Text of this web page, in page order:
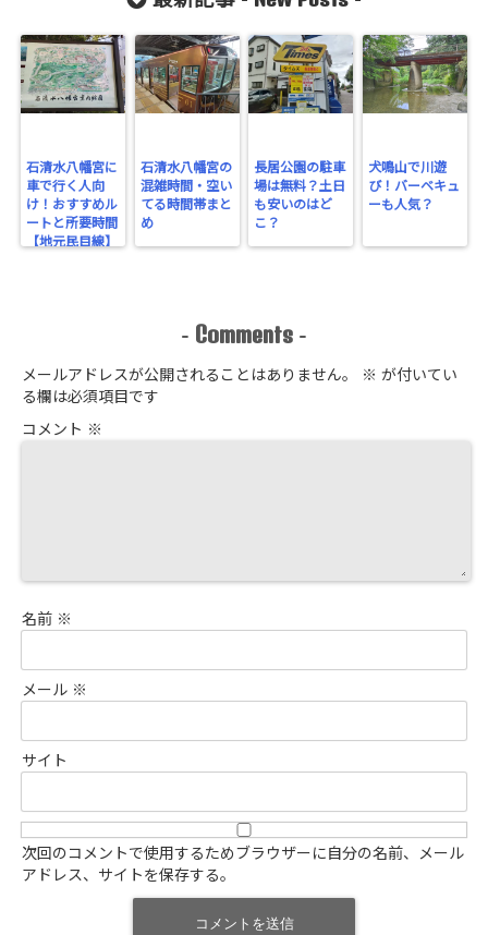
石清水八幡宮に
車で行く人向
け！おすすめル
ートと所要時間
【地元民目線】
石清水八幡宮の
混雑時間・空い
てる時間帯まと
め
長居公園の駐車
場は無料？土日
も安いのはど
こ？
犬鳴山で川遊
び！バーベキュ
ーも人気？
- Comments -
メールアドレスが公開されることはありません。 ※ が付いてい
る欄は必須項目です
コメント ※
名前 ※
メール ※
サイト
次回のコメントで使用するためブラウザーに自分の名前、メール
アドレス、サイトを保存する。